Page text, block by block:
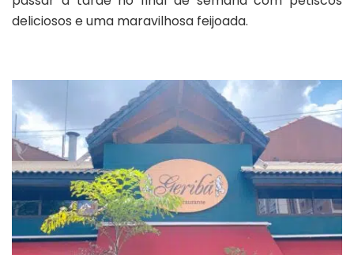
deliciosos e uma maravilhosa feijoada.